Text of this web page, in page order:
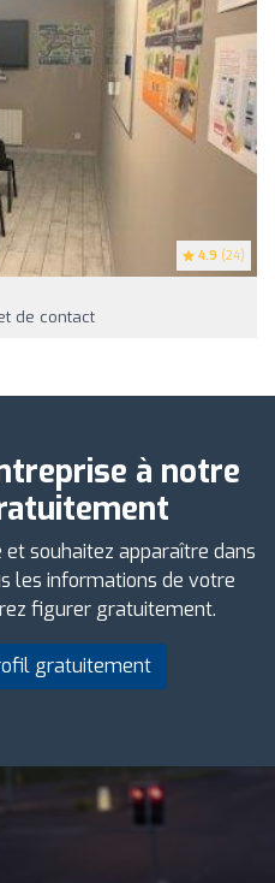
4.9 (24)
de contact
à notre
souhaitez apparaître dans
les informations de votre
figurer gratuitement.
gratuitement